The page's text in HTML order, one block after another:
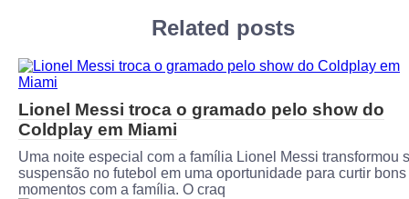
Related posts
Lionel Messi troca o gramado pelo show do
Coldplay em Miami
Uma noite especial com a família Lionel Messi transformou
suspensão no futebol em uma oportunidade para curtir bons
momentos com a família. O craq